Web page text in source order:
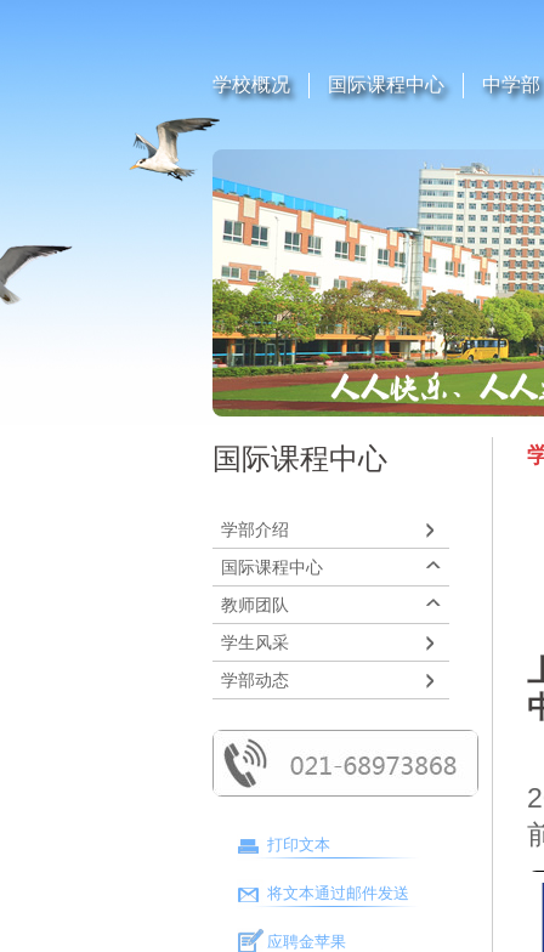
学校概况 国际课程中心 中学部
国际课程中心
学部介绍
国际课程中心
教师团队
学生风采
学部动态
打印文本
将文本通过邮件发送
应聘金苹果